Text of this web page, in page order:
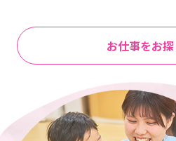
お仕事をお